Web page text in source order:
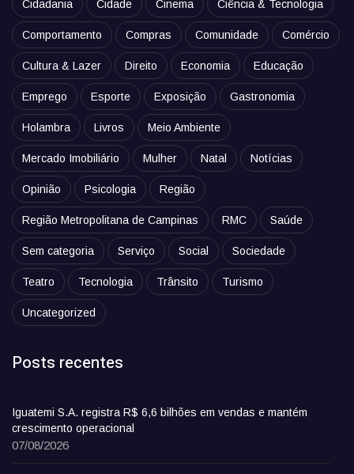
Cidadania Cidade Cinema Ciência & Tecnologia
Comportamento Compras Comunidade Comércio
Cultura & Lazer Direito Economia Educação
Emprego Esporte Exposição Gastronomia
Holambra Livros Meio Ambiente
Mercado Imobiliário Mulher Natal Notícias
Opinião Psicologia Região
Região Metropolitana de Campinas RMC Saúde
Sem categoria Serviço Social Sociedade
Teatro Tecnologia Trânsito Turismo
Uncategorized
Posts recentes
Iguatemi S.A. registra R$ 6,6 bilhões em vendas e mantém
crescimento operacional
07/08/2026